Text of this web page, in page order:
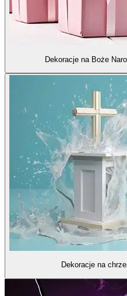
Dekoracje na Boże
Dekoracje na